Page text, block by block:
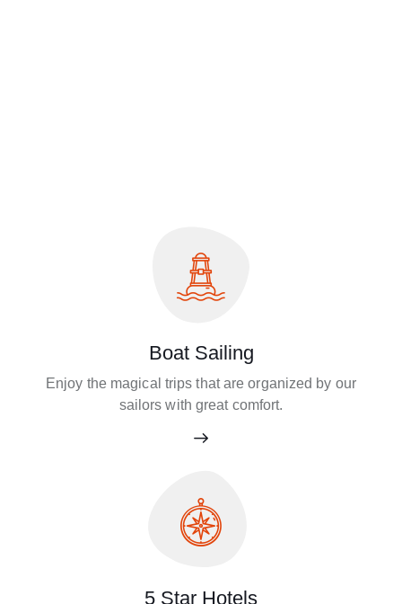
Boat Sailing
Enjoy the magical trips that are organized by our
sailors with great comfort.
5 Star Hotels